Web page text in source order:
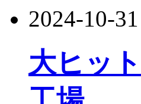
2024-10-31
大ヒッ